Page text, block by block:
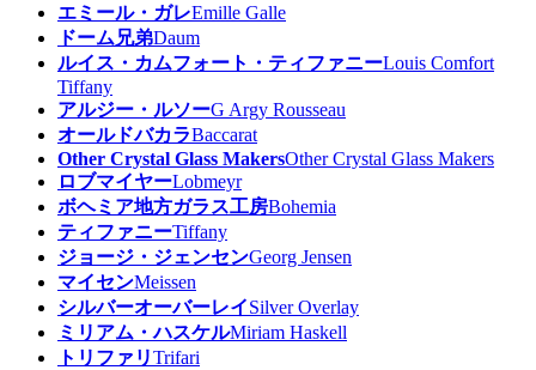
エミール・ガレEmille Galle
ドーム兄弟Daum
ルイス・カムフォート・ティファニーLouis Comfort
Tiffany
アルジー・ルソーG Argy Rousseau
オールドバカラBaccarat
Other Crystal Glass MakersOther Crystal Glass Makers
ロブマイヤーLobmeyr
ボヘミア地方ガラス工房Bohemia
ティファニーTiffany
ジョージ・ジェンセンGeorg Jensen
マイセンMeissen
シルバーオーバーレイSilver Overlay
ミリアム・ハスケルMiriam Haskell
トリファリTrifari